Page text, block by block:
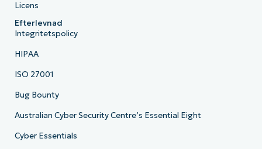
Licens
Efterlevnad
Integritetspolicy
HIPAA
ISO 27001
Bug Bounty
Australian Cyber Security Centre’s Essential Eight
Cyber Essentials